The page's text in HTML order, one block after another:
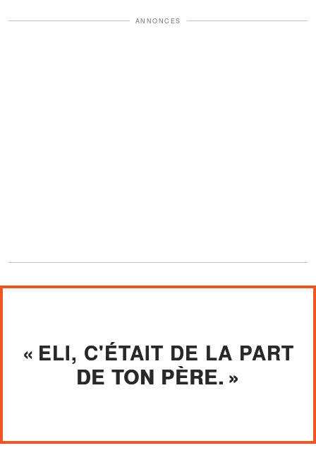
ANNONCES
« ELI, C'ÉTAIT DE LA PART
DE TON PÈRE. »